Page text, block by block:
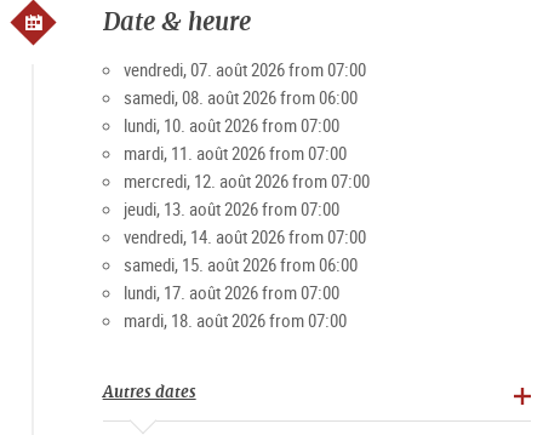
ouvrent leurs portes et que la ville se réveille doucement, le
apprécient le marché pour son ambiance conviviale. Surtout
le week-end, la place est un lieu de rencontre populaire pour
les jeunes et les moins jeunes.
Spécialités : Produits agricoles, pain, pâtisseries, viande et
produits transformés, fruits, légumes, spiritueux
Horaires du marché
Lundi-vendredi 7h-19h, samedi 6h-15h (sauf jours fériés)
Date & heure
vendredi, 07. août 2026 from 07:00
samedi, 08. août 2026 from 06:00
lundi, 10. août 2026 from 07:00
mardi, 11. août 2026 from 07:00
mercredi, 12. août 2026 from 07:00
jeudi, 13. août 2026 from 07:00
vendredi, 14. août 2026 from 07:00
samedi, 15. août 2026 from 06:00
lundi, 17. août 2026 from 07:00
mardi, 18. août 2026 from 07:00
Autres dates